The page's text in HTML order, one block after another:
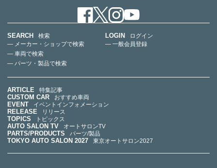
SEARCH
検索
— メーカー・ショップで検索
— 車両で検索
— パーツ・製品で検索
LOGIN
ログイン
— 一般会員登録
ARTICLE 特集記事
CUSTOM CAR おすすめ車両
EVENT イベントインフォメーション
RELEASE リリース
TOPICS トピックス
AUTO SALON TV オートサロンTV
PARTS/PRODUCTS パーツ/製品
TOKYO AUTO SALON 2027 東京オートサロン2027